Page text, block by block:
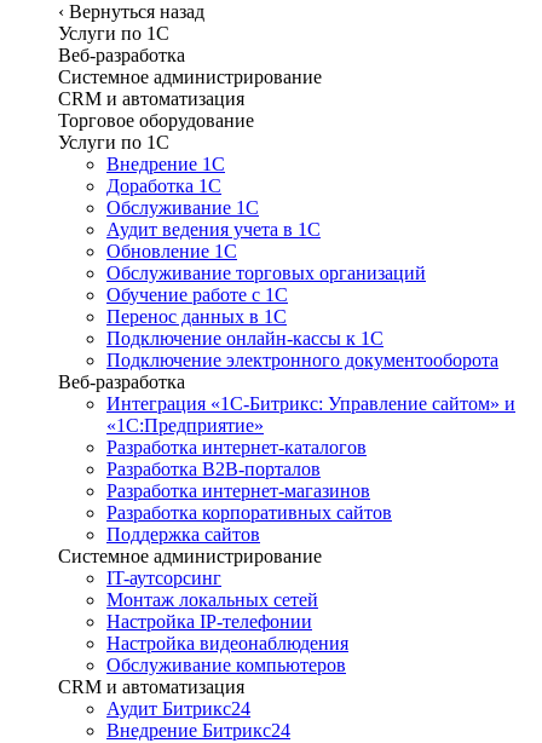
‹ Вернуться назад
Услуги по 1С
Веб-разработка
Системное администрирование
CRM и автоматизация
Торговое оборудование
Услуги по 1С
Внедрение 1С
Доработка 1С
Обслуживание 1С
Аудит ведения учета в 1С
Обновление 1С
Обслуживание торговых организаций
Обучение работе с 1С
Перенос данных в 1С
Подключение онлайн-кассы к 1С
Подключение электронного документооборота
Веб-разработка
Интеграция «1С-Битрикс: Управление сайтом» и
«1С:Предприятие»
Разработка интернет-каталогов
Разработка B2B-порталов
Разработка интернет-магазинов
Разработка корпоративных сайтов
Поддержка сайтов
Системное администрирование
IT-аутсорсинг
Монтаж локальных сетей
Настройка IP-телефонии
Настройка видеонаблюдения
Обслуживание компьютеров
CRM и автоматизация
Аудит Битрикс24
Внедрение Битрикс24